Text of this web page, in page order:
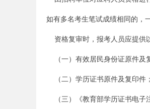
如有多名考生笔试成绩相同的，
资格复审时，报考人员应提供
（一）有效居民身份证原件及
（二）学历证书原件及复印件；
（三）《教育部学历证书电子